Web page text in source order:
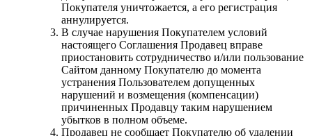
Покупателя уничтожается, а его регистрация
аннулируется.
В случае нарушения Покупателем условий
настоящего Соглашения Продавец вправе
приостановить сотрудничество и/или пользование
Сайтом данному Покупателю до момента
устранения Пользователем допущенных
нарушений и возмещения (компенсации)
причиненных Продавцу таким нарушением
убытков в полном объеме.
Продавец не сообщает Покупателю об удалении